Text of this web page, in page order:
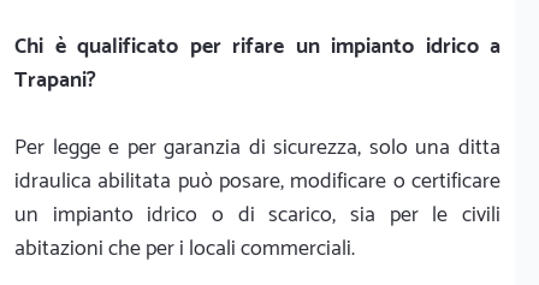
Chi è qualificato per rifare un impianto idrico a
Trapani?
Per legge e per garanzia di sicurezza, solo una ditta
idraulica abilitata può posare, modificare o certificare
un impianto idrico o di scarico, sia per le civili
abitazioni che per i locali commerciali.